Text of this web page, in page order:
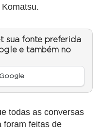
sua fonte preferida
e também no
todas as conversas
foram feitas de